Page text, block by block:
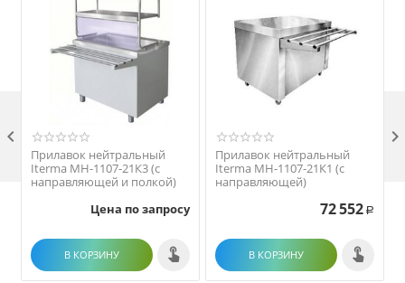
Прилавок нейтральный
Iterma МН-1107-21К3 (с
направляющей и полкой)
Цена по запросу
В КОРЗИНУ
Прилавок нейтральный
Iterma МН-1107-21К1 (с
направляющей)
72 552 Р
В КОРЗИНУ
 